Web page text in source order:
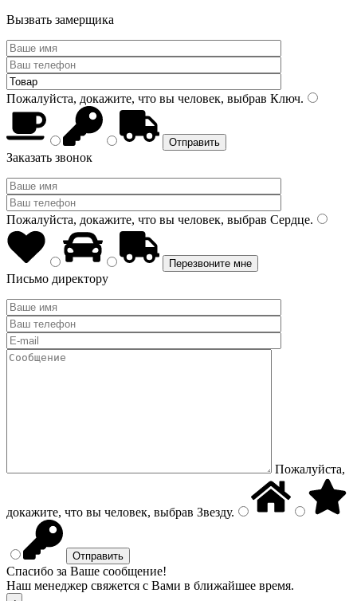
Вызвать замерщика
Пожалуйста, докажите, что вы человек, выбрав Ключ.
Заказать звонок
Пожалуйста, докажите, что вы человек, выбрав Сердце.
Письмо директору
Пожалуйста,
докажите, что вы человек, выбрав Звезду.
Спасибо за Ваше сообщение!
Наш менеджер свяжется с Вами в ближайшее время.